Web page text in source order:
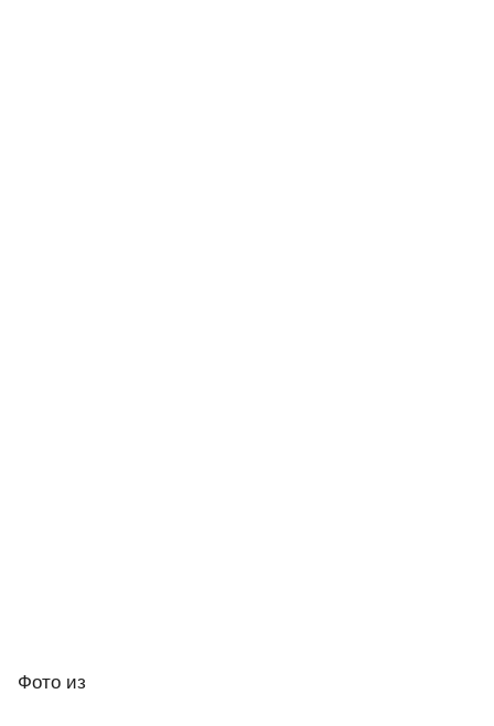
Фото из